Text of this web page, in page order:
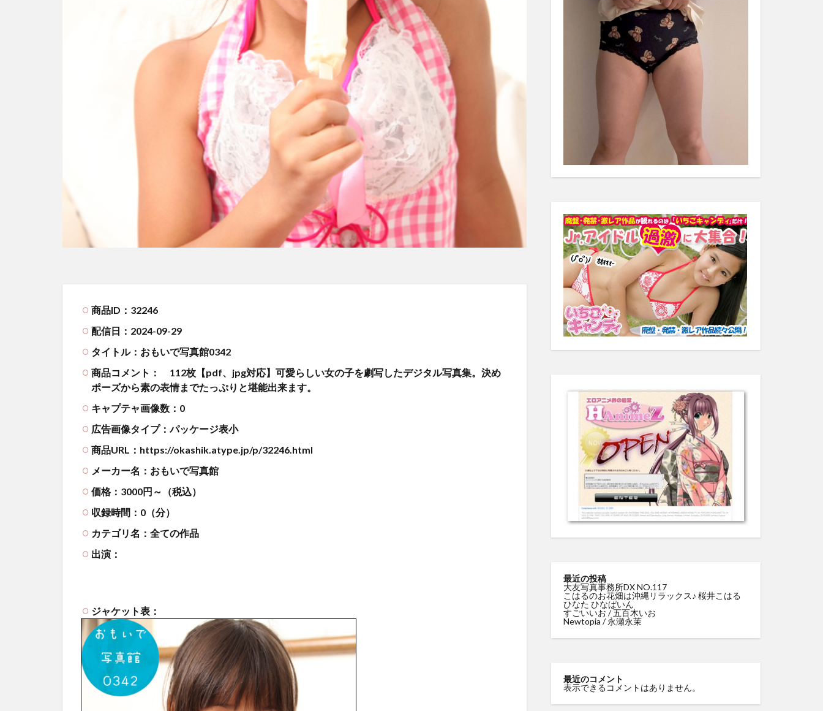
商品ID：32246
配信日：2024-09-29
タイトル：おもいで写真館0342
商品コメント：
112枚【pdf、jpg対応】可愛らしい女の子を劇写したデジタル写真集。決め
ポーズから素の表情までたっぷりと堪能出来ます。
キャプテャ画像数：0
広告画像タイプ：パッケージ表小
商品URL：https://okashik.atype.jp/p/32246.html
メーカー名：おもいで写真館
価格：3000円～（税込）
収録時間：0（分）
カテゴリ名：全ての作品
出演：
ジャケット表：
最近の投稿
大友写真事務所DX NO.117
こはるのお花畑は沖縄リラックス♪ 桜井こはる
ひなた ひなぱいん
すごいいお / 五百木いお
Newtopia / 永瀬永茉
最近のコメント
表示できるコメントはありません。